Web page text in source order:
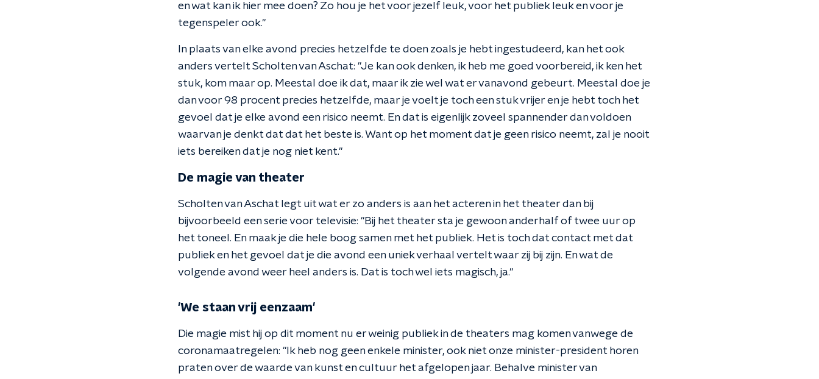
en wat kan ik hier mee doen? Zo hou je het voor jezelf leuk, voor het publiek leuk en voor je
tegenspeler ook."
In plaats van elke avond precies hetzelfde te doen zoals je hebt ingestudeerd, kan het ook
anders vertelt Scholten van Aschat: "Je kan ook denken, ik heb me goed voorbereid, ik ken het
stuk, kom maar op. Meestal doe ik dat, maar ik zie wel wat er vanavond gebeurt. Meestal doe je
dan voor 98 procent precies hetzelfde, maar je voelt je toch een stuk vrijer en je hebt toch het
gevoel dat je elke avond een risico neemt. En dat is eigenlijk zoveel spannender dan voldoen
waarvan je denkt dat dat het beste is. Want op het moment dat je geen risico neemt, zal je nooit
iets bereiken dat je nog niet kent."
De magie van theater
Scholten van Aschat legt uit wat er zo anders is aan het acteren in het theater dan bij
bijvoorbeeld een serie voor televisie: "Bij het theater sta je gewoon anderhalf of twee uur op
het toneel. En maak je die hele boog samen met het publiek. Het is toch dat contact met dat
publiek en het gevoel dat je die avond een uniek verhaal vertelt waar zij bij zijn. En wat de
volgende avond weer heel anders is. Dat is toch wel iets magisch, ja."
'We staan vrij eenzaam'
Die magie mist hij op dit moment nu er weinig publiek in de theaters mag komen vanwege de
coronamaatregelen: "Ik heb nog geen enkele minister, ook niet onze minister-president horen
praten over de waarde van kunst en cultuur het afgelopen jaar. Behalve minister van